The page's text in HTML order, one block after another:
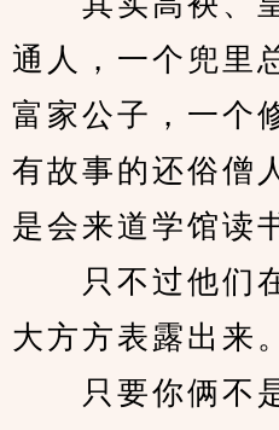
通人，一个兜里
富家公子，一个
有故事的还俗僧
是会来道学馆读
只不过他们在
大方方表露出来。
只要你俩不是